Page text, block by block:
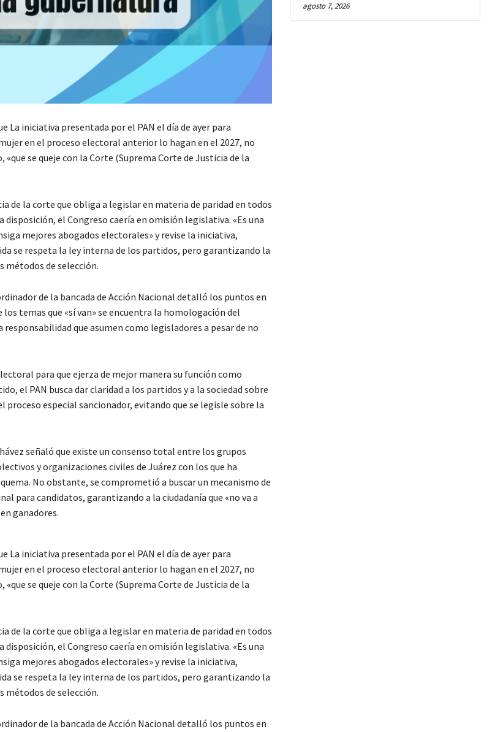
La iniciativa presentada por el PAN el día de ayer para
en el proceso electoral anterior lo hagan en el 2027, no
se queje con la Corte (Suprema Corte de Justicia de la
de la corte que obliga a legislar en materia de paridad en todos
el Congreso caería en omisión legislativa. «Es una
mejores abogados electorales» y revise la iniciativa,
se respeta la ley interna de los partidos, pero garantizando la
métodos de selección.
de la bancada de Acción Nacional detalló los puntos en
temas que «sí van» se encuentra la homologación del
que asumen como legisladores a pesar de no
para que ejerza de mejor manera su función como
el PAN busca dar claridad a los partidos y a la sociedad sobre
especial sancionador, evitando que se legisle sobre la
señaló que existe un consenso total entre los grupos
y organizaciones civiles de Juárez con los que ha
No obstante, se comprometió a buscar un mecanismo de
para candidatos, garantizando a la ciudadanía que «no va a
ganadores.
La iniciativa presentada por el PAN el día de ayer para
en el proceso electoral anterior lo hagan en el 2027, no
se queje con la Corte (Suprema Corte de Justicia de la
de la corte que obliga a legislar en materia de paridad en todos
el Congreso caería en omisión legislativa. «Es una
mejores abogados electorales» y revise la iniciativa,
se respeta la ley interna de los partidos, pero garantizando la
métodos de selección.
de la bancada de Acción Nacional detalló los puntos en
agosto 7, 2026